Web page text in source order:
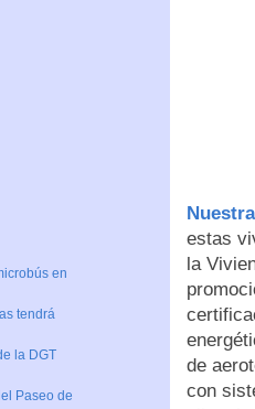
estas
la
de
con
en
tendrá
la DGT
Paseo de